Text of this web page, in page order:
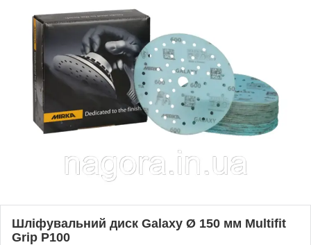
Шліфувальний диск Galaxy Ø 150 мм Multifit
Grip P100